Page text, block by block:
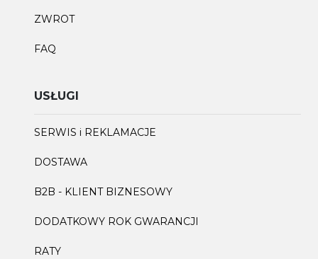
ZWROT
FAQ
USŁUGI
SERWIS i REKLAMACJE
DOSTAWA
B2B - KLIENT BIZNESOWY
DODATKOWY ROK GWARANCJI
RATY